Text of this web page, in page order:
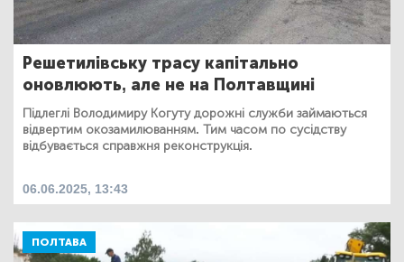
Решетилівську трасу капітально
оновлюють, але не на Полтавщині
Підлеглі Володимиру Когуту дорожні служби займаються
відвертим окозамилюванням. Тим часом по сусідству
відбувається справжня реконструкція.
06.06.2025, 13:43
ПОЛТАВА